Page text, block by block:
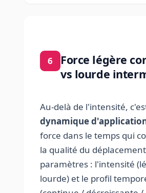
6
Force légère
vs lourde
Au-delà de l'intensité,
dynamique
force dans le temps qui
la qualité du
paramètres : l'intensité
lourde) et le profil